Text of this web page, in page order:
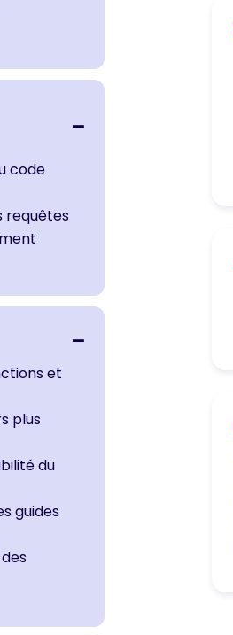
code
requêtes
et
plus
du
guides